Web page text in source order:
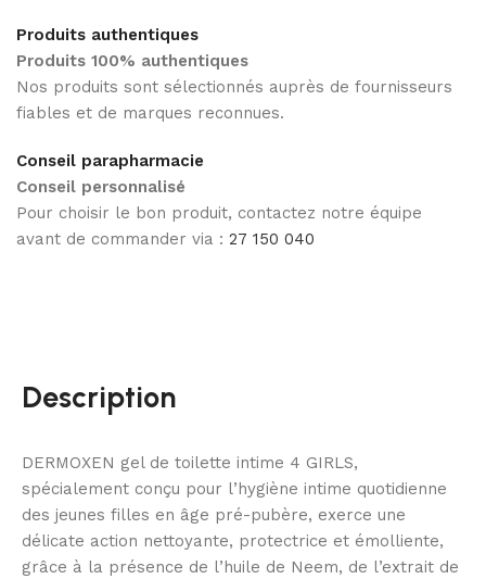
Produits authentiques
Produits 100% authentiques
Nos produits sont sélectionnés auprès de fournisseurs
fiables et de marques reconnues.
Conseil parapharmacie
Conseil personnalisé
Pour choisir le bon produit, contactez notre équipe
avant de commander via : 27 150 040
Description
DERMOXEN gel de toilette intime 4 GIRLS,
spécialement conçu pour l’hygiène intime quotidienne
des jeunes filles en âge pré-pubère, exerce une
délicate action nettoyante, protectrice et émolliente,
grâce à la présence de l’huile de Neem, de l’extrait de